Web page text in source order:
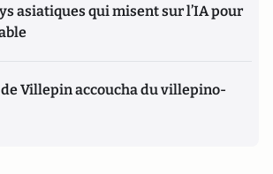
asiatiques qui misent sur l’IA pour
Villepin accoucha du villepino-